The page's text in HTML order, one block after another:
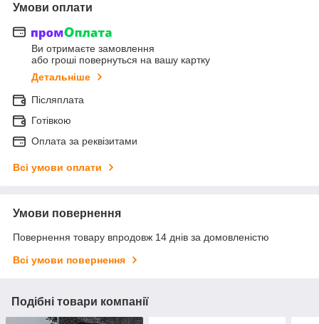
Умови оплати
Ви отримаєте замовлення
або гроші повернуться на вашу картку
Детальніше
Післяплата
Готівкою
Оплата за реквізитами
Всі умови оплати
Умови повернення
Повернення товару впродовж 14 днів за домовленістю
Всі умови повернення
Подібні товари компанії